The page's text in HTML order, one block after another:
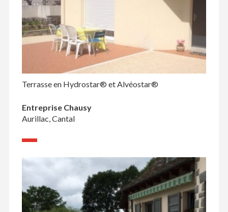
Terrasse en Hydrostar® et Alvéostar®
Entreprise Chausy
Aurillac, Cantal